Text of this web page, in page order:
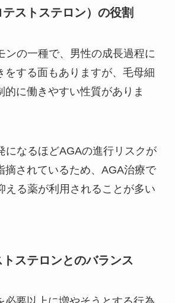
ストステロン）の役割
ンの一種で、男性の成長過程に
をする面もありますが、毛母細
的に働きやすい性質がありま
になるほどAGAの進行リスクが
摘されているため、AGA治療で
える薬が利用されることが多い
ステロンとのバランス